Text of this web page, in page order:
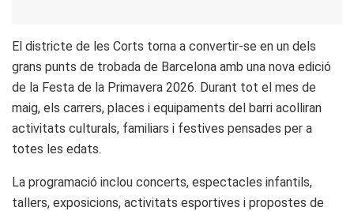
El districte de les Corts torna a convertir-se en un dels
grans punts de trobada de Barcelona amb una nova edició
de la Festa de la Primavera 2026. Durant tot el mes de
maig, els carrers, places i equipaments del barri acolliran
activitats culturals, familiars i festives pensades per a
totes les edats.
La programació inclou concerts, espectacles infantils,
tallers, exposicions, activitats esportives i propostes de